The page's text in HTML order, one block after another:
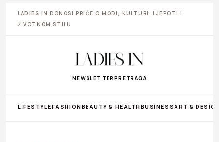
LADIES IN DONOSI PRIČE O MODI, KULTURI, LJEPOTI I
ŽIVOTNOM STILU
NEWSLETTER PRETRAGA
LIFESTYLEFASHIONBEAUTY & HEALTHBUSINESS ART &